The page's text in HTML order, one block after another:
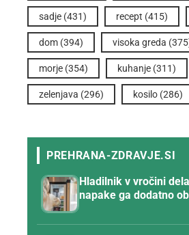
sadje (431) recept (415)
dom (394) visoka greda
morje (354) kuhanje (311)
zelenjava (296) kosilo (286)
Hladilnik v vročini
napake ga dodatno